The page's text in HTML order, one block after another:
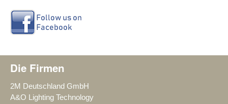
Die Firmen
2M Deutschland GmbH
A&O Lighting Technology